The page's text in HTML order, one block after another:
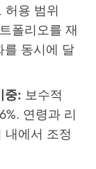
허용 범위
폴리오를 재
를 동시에 달
중: 보수적
연령과 리
내에서 조정